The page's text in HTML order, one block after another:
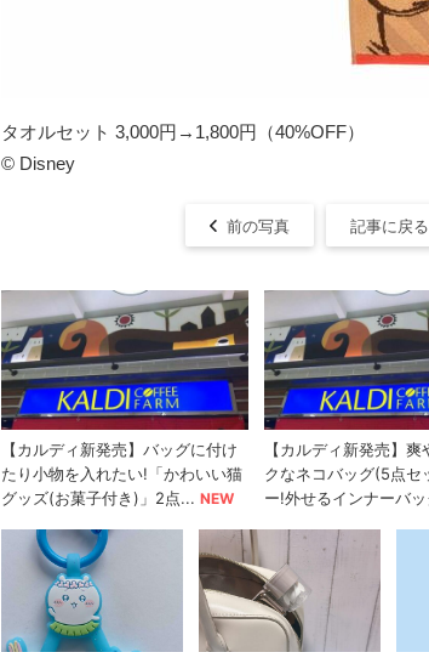
タオルセット 3,000円→1,800円（40%OFF）
© ︎Disney
前の写真 記事に戻る